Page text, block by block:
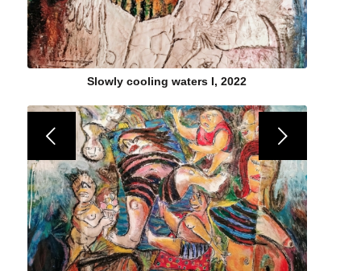
Slowly cooling waters I, 2022
Következő